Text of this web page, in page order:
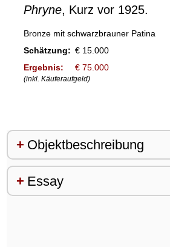
Phryne, Kurz vor 1925.
Bronze mit schwarzbrauner Patina
Schätzung: € 15.000
Ergebnis:
€ 75.000
(inkl. Käuferaufgeld)
Objektbeschreibung
Essay